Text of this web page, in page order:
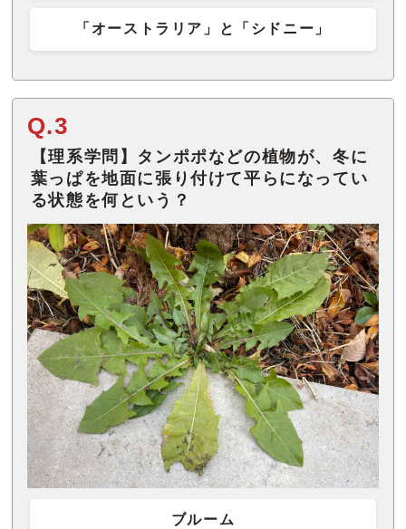
「オーストラリア」と「シドニー」
Q.3
【理系学問】タンポポなどの植物が、冬に
葉っぱを地面に張り付けて平らになってい
る状態を何という？
ブルーム